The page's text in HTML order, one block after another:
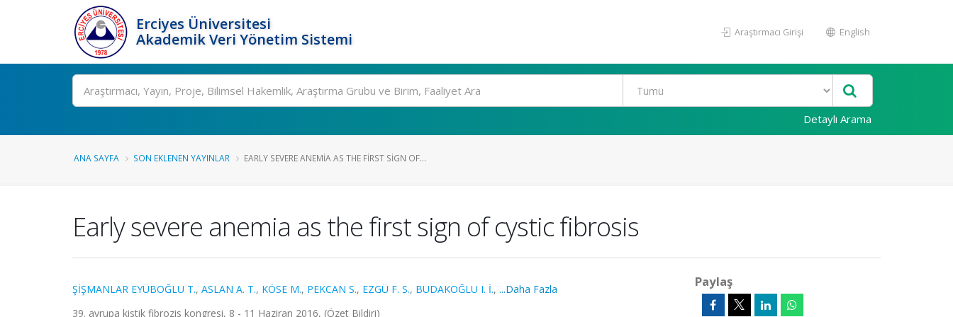
Erciyes Üniversitesi
Akademik Veri Yönetim Sistemi
Araştırmacı Girişi English
Ara
Detaylı Arama
ANA SAYFA SON EKLENEN YAYINLAR EARLY SEVERE ANEMIA AS THE FIRST SIGN OF...
Early severe anemia as the first sign of cystic fibrosis
ŞİŞMANLAR EYÜBOĞLU T., ASLAN A. T., KÖSE M., PEKCAN S., EZGÜ F. S., BUDAKOĞLU I. İ., ...Daha Fazla
39. avrupa kistik fibrozis kongresi, 8 - 11 Haziran 2016, (Özet Bildiri)
Paylaş